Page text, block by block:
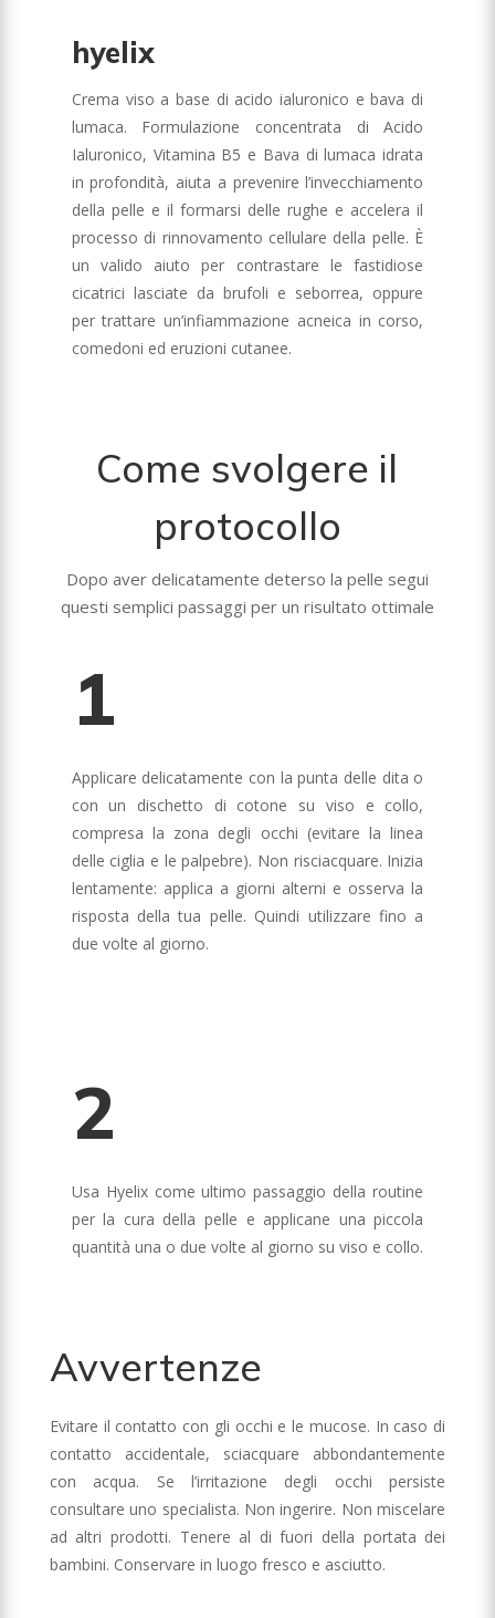
hyelix
Crema viso a base di acido ialuronico e bava di
lumaca. Formulazione concentrata di Acido
Ialuronico, Vitamina B5 e Bava di lumaca idrata
in profondità, aiuta a prevenire l’invecchiamento
della pelle e il formarsi delle rughe e accelera il
processo di rinnovamento cellulare della pelle. È
un valido aiuto per contrastare le fastidiose
cicatrici lasciate da brufoli e seborrea, oppure
per trattare un’infiammazione acneica in corso,
comedoni ed eruzioni cutanee.
Come svolgere il
protocollo
Dopo aver delicatamente deterso la pelle segui
questi semplici passaggi per un risultato ottimale
1
Applicare delicatamente con la punta delle dita o
con un dischetto di cotone su viso e collo,
compresa la zona degli occhi (evitare la linea
delle ciglia e le palpebre). Non risciacquare. Inizia
lentamente: applica a giorni alterni e osserva la
risposta della tua pelle. Quindi utilizzare fino a
due volte al giorno.
2
Usa Hyelix come ultimo passaggio della routine
per la cura della pelle e applicane una piccola
quantità una o due volte al giorno su viso e collo.
Avvertenze
Evitare il contatto con gli occhi e le mucose. In caso di
contatto accidentale, sciacquare abbondantemente
con acqua. Se l’irritazione degli occhi persiste
consultare uno specialista. Non ingerire. Non miscelare
ad altri prodotti. Tenere al di fuori della portata dei
bambini. Conservare in luogo fresco e asciutto.